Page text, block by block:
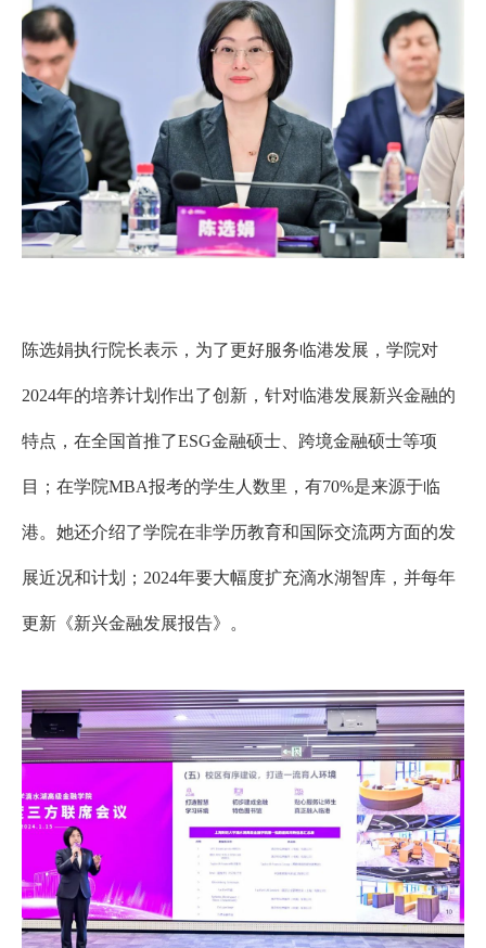
陈选娟执行院长表示，为了更好服务临港发展，学院对
2024年的培养计划作出了创新，针对临港发展新兴金融的
特点，在全国首推了ESG金融硕士、跨境金融硕士等项
目；在学院MBA报考的学生人数里，有70%是来源于临
港。她还介绍了学院在非学历教育和国际交流两方面的发
展近况和计划； 2024年要大幅度扩充滴水湖智库，并每年
更新 《新兴金融发展报告》 。